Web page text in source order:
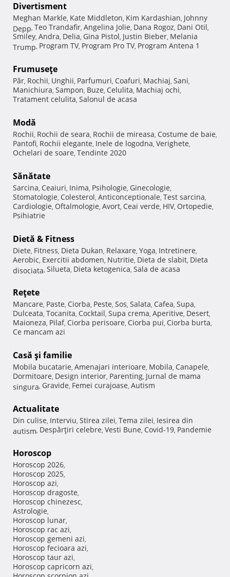
Divertisment
Meghan Markle, Kate Middleton, Kim Kardashian, Johnny
Depp, Teo Trandafir, Angelina Jolie, Dana Rogoz, Dani Otil,
Smiley, Andra, Delia, Gina Pistol, Justin Bieber, Melania
Trump, Program TV, Program Pro TV, Program Antena 1
Frumuseţe
Păr, Rochii, Unghii, Parfumuri, Coafuri, Machiaj, Sani,
Manichiura, Sampon, Buze, Celulita, Machiaj ochi,
Tratament celulita, Salonul de acasa
Modă
Rochii, Rochii de seara, Rochii de mireasa, Costume de baie,
Pantofi, Rochii elegante, Inele de logodna, Verighete,
Ochelari de soare, Tendinte 2020
Sănătate
Sarcina, Ceaiuri, Inima, Psihologie, Ginecologie,
Stomatologie, Colesterol, Anticonceptionale, Test sarcina,
Cardiologie, Oftalmologie, Avort, Ceai verde, HIV, Ortopedie,
Psihiatrie
Dietă & Fitness
Diete, Fitness, Dieta Dukan, Relaxare, Yoga, Intretinere,
Aerobic, Exercitii abdomen, Nutritie, Dieta de slabit, Dieta
disociata, Silueta, Dieta ketogenica, Sala de acasa
Reţete
Mancare, Paste, Ciorba, Peste, Sos, Salata, Cafea, Supa,
Dulceata, Tocanita, Cocktail, Supa crema, Aperitive, Desert,
Maioneza, Pilaf, Ciorba perisoare, Ciorba pui, Ciorba burta,
Ce mancam azi
Casă şi familie
Mobila bucatarie, Amenajari interioare, Mobila, Canapele,
Dormitoare, Design interior, Parenting, Jurnal de mama
singura, Gravide, Femei curajoase, Autism
Actualitate
Din culise, Interviu, Stirea zilei, Tema zilei, Iesirea din
autism, Despărţiri celebre, Vesti Bune, Covid-19, Pandemie
Horoscop
Horoscop 2026,
Horoscop 2025,
Horoscop azi,
Horoscop dragoste,
Horoscop chinezesc,
Astrologie,
Horoscop lunar,
Horoscop rac azi,
Horoscop gemeni azi,
Horoscop fecioara azi,
Horoscop taur azi,
Horoscop capricorn azi,